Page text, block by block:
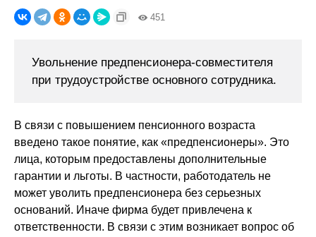
451
Увольнение предпенсионера-совместителя
при трудоустройстве основного сотрудника.
В связи с повышением пенсионного возраста
введено такое понятие, как «предпенсионеры». Это
лица, которым предоставлены дополнительные
гарантии и льготы. В частности, работодатель не
может уволить предпенсионера без серьезных
оснований. Иначе фирма будет привлечена к
ответственности. В связи с этим возникает вопрос об